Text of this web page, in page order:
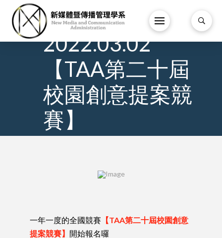
8 /
3 月 /
2022.03.02
【TAA第二十屆
校園創意提案競
賽】
一年一度的全國競賽 【TAA第二十屆校園創意
提案競賽】 開始報名囉